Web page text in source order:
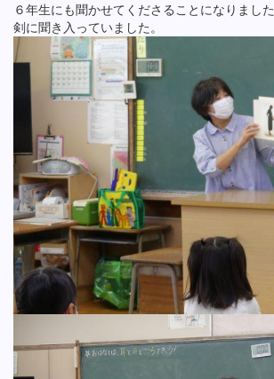
６年生にも聞かせてくださることになりまし
剣に聞き入っていました。